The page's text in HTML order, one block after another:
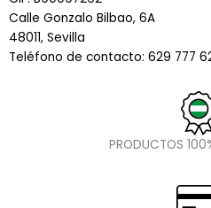
Calle Gonzalo Bilbao, 6A
48011, Sevilla
Teléfono de contacto: 629 777
PRODUCTOS